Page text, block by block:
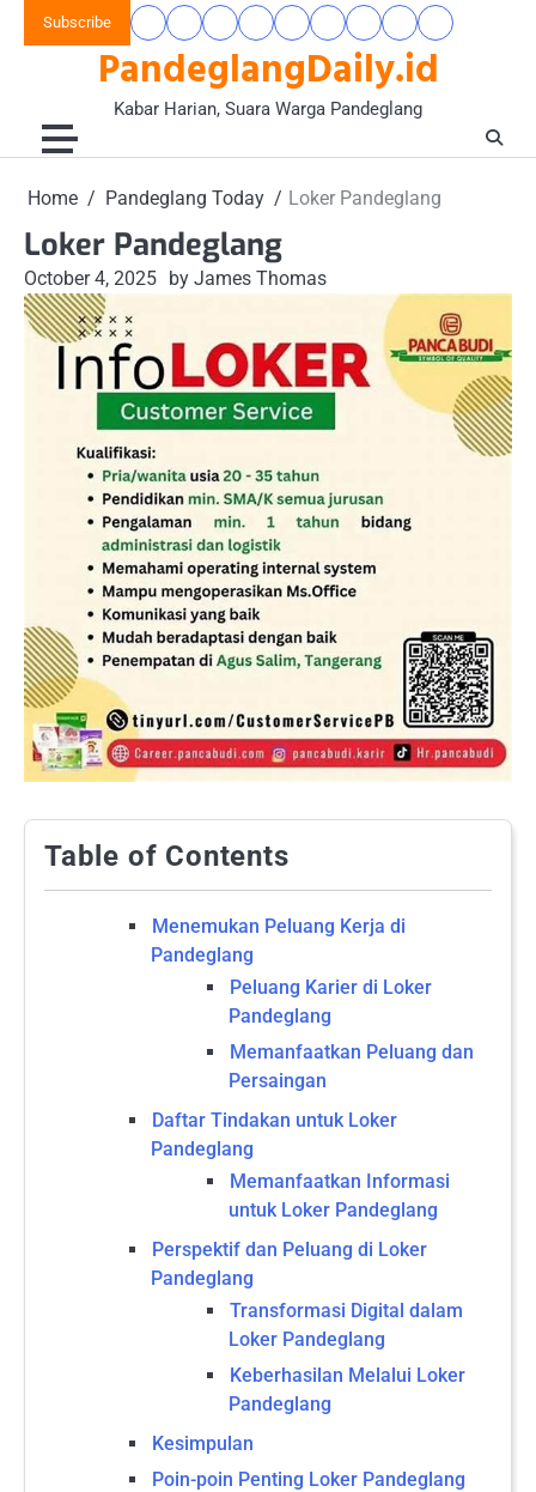
Subscribe
PandeglangDaily.id
Kabar Harian, Suara Warga Pandeglang
BerandaBanten
Raya
Gaya
Hidup
&
Komunitas
Hukum
Kriminal
Nasional
Opini
Wacana
Pandeglang
Today
Pendidikan
&
Kesehatan
Wisata
&
Home Pandeglang Today Loker Pandeglang
Loker Pandeglang
October 4, 2025 by James Thomas
Table of Contents
Menemukan Peluang Kerja di
Pandeglang
Peluang Karier di Loker
Pandeglang
Memanfaatkan Peluang dan
Persaingan
Daftar Tindakan untuk Loker
Pandeglang
Memanfaatkan Informasi
untuk Loker Pandeglang
Perspektif dan Peluang di Loker
Pandeglang
Transformasi Digital dalam
Loker Pandeglang
Keberhasilan Melalui Loker
Pandeglang
Kesimpulan
Poin-poin Penting Loker Pandeglang